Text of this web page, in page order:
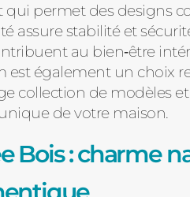
qui permet des designs
assure stabilité et
au bien‑être
est également un choix
collection de modèles
de votre maison.
Bois : charme